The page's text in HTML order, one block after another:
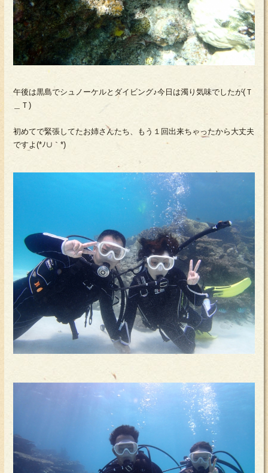
午後は黒島でシュノーケルとダイビング♪今日は濁り気味でしたが(Ｔ
＿Ｔ)
初めてで緊張してたお姉さんたち、もう１回出来ちゃったから大丈夫
ですよ(*ﾉ∪｀*)